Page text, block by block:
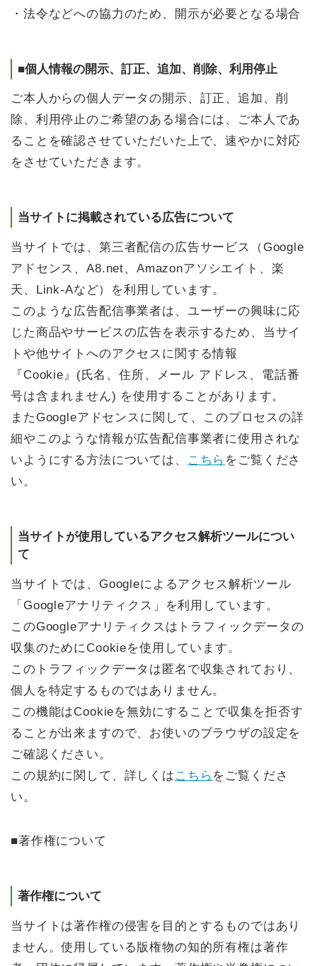
・法令などへの協力のため、開示が必要となる場合
■個人情報の開示、訂正、追加、削除、利用停止
ご本人からの個人データの開示、訂正、追加、削
除、利用停止のご希望のある場合には、ご本人であ
ることを確認させていただいた上で、速やかに対応
をさせていただきます。
当サイトに掲載されている広告について
当サイトでは、第三者配信の広告サービス（Google
アドセンス、A8.net、Amazonアソシエイト、楽
天、Link-Aなど）を利用しています。
このような広告配信事業者は、ユーザーの興味に応
じた商品やサービスの広告を表示するため、当サイ
トや他サイトへのアクセスに関する情報
『Cookie』(氏名、住所、メール アドレス、電話番
号は含まれません) を使用することがあります。
またGoogleアドセンスに関して、このプロセスの詳
細やこのような情報が広告配信事業者に使用されな
いようにする方法については、
こちら をご覧くださ
い。
当サイトが使用しているアクセス解析ツールについ
て
当サイトでは、Googleによるアクセス解析ツール
「Googleアナリティクス」を利用しています。
このGoogleアナリティクスはトラフィックデータの
収集のためにCookieを使用しています。
このトラフィックデータは匿名で収集されており、
個人を特定するものではありません。
この機能はCookieを無効にすることで収集を拒否す
ることが出来ますので、お使いのブラウザの設定を
ご確認ください。
この規約に関して、詳しくは こちら をご覧くださ
い。
■著作権について
著作権について
当サイトは著作権の侵害を目的とするものではあり
ません。使用している版権物の知的所有権は著作